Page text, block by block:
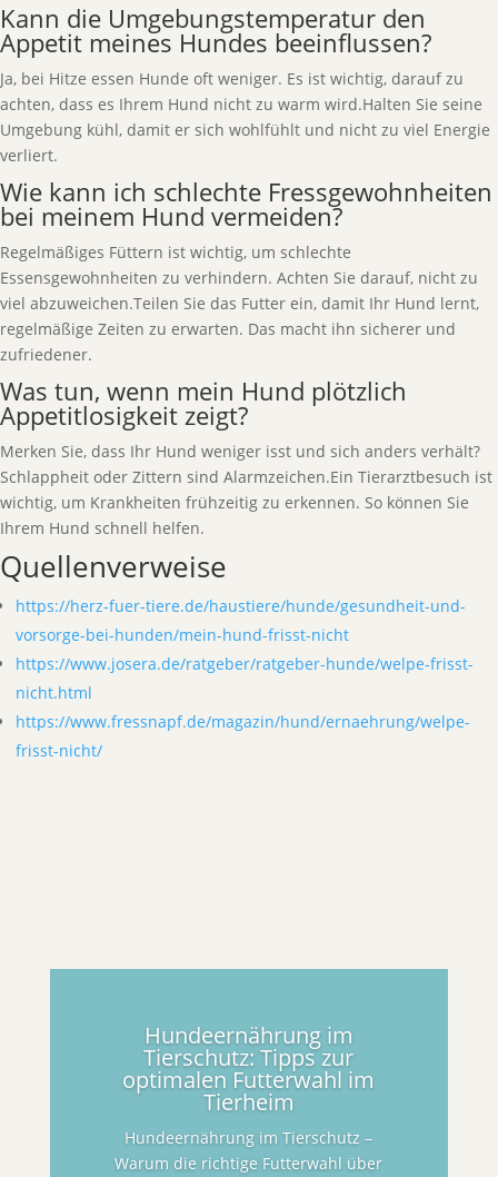
Kann die Umgebungstemperatur den
Appetit meines Hundes beeinflussen?
Ja, bei Hitze essen Hunde oft weniger. Es ist wichtig, darauf zu
achten, dass es Ihrem Hund nicht zu warm wird.Halten Sie seine
Umgebung kühl, damit er sich wohlfühlt und nicht zu viel Energie
verliert.
Wie kann ich schlechte Fressgewohnheiten
bei meinem Hund vermeiden?
Regelmäßiges Füttern ist wichtig, um schlechte
Essensgewohnheiten zu verhindern. Achten Sie darauf, nicht zu
viel abzuweichen.Teilen Sie das Futter ein, damit Ihr Hund lernt,
regelmäßige Zeiten zu erwarten. Das macht ihn sicherer und
zufriedener.
Was tun, wenn mein Hund plötzlich
Appetitlosigkeit zeigt?
Merken Sie, dass Ihr Hund weniger isst und sich anders verhält?
Schlappheit oder Zittern sind Alarmzeichen.Ein Tierarztbesuch ist
wichtig, um Krankheiten frühzeitig zu erkennen. So können Sie
Ihrem Hund schnell helfen.
Quellenverweise
https://herz-fuer-tiere.de/haustiere/hunde/gesundheit-und-
vorsorge-bei-hunden/mein-hund-frisst-nicht
https://www.josera.de/ratgeber/ratgeber-hunde/welpe-frisst-
nicht.html
https://www.fressnapf.de/magazin/hund/ernaehrung/welpe-
frisst-nicht/
Hundeernährung im
Tierschutz: Tipps zur
optimalen Futterwahl im
Tierheim
Hundeernährung im Tierschutz –
Warum die richtige Futterwahl über